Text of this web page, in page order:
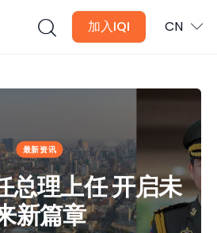
加入IQI CN
最新资讯
总理上任 开启未
新篇章